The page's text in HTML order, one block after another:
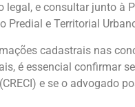
legal, e consultar junto à
e Territorial
cadastrais nas
é essencial confirmar
e se o advogado